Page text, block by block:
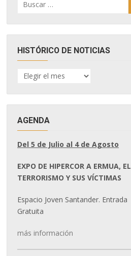
por:
HISTÓRICO DE NOTICIAS
HISTÓRICO
DE
AGENDA
Del 5 de Julio al 4 de Agosto
EXPO DE HIPERCOR A ERMUA, EL
TERRORISMO Y SUS VÍCTIMAS
Espacio Joven Santander. Entrada
Gratuita
más información